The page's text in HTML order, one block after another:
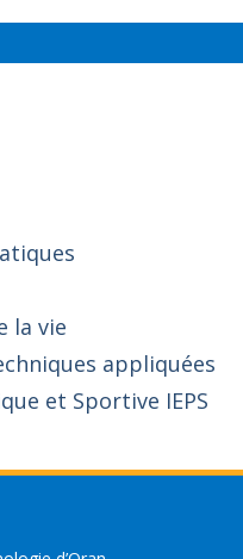
la vie
appliquées
et Sportive IEPS